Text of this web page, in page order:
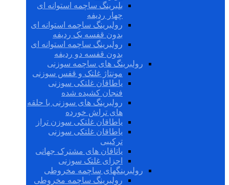
بلبرینگ ساچمه استوانه ای
چهار ردیفه
رولبرینگ ساچمه استوانه ای
بدون قفسه یک ردیفه
رولبرینگ ساچمه استوانه ای
بدون قفسه دو ردیفه
رولبرینگ های ساچمه سوزنی
مونتاژ غلتک و قفس سوزنی
یاطاقان غلتکی سوزنی
فنجان کشیده شده
رولبرینگ های سوزنی با حلقه
های تراش خورده
یاطاقان غلتکی سوزن تراز
یاطاقان غلتکی سوزنی
ترکیبی
یاتاقان های مشترک جهانی
اجزای غلتک سوزنی
رولبرینگهای ساچمه مخروطی
رولبرینگ ساچمه مخروطی